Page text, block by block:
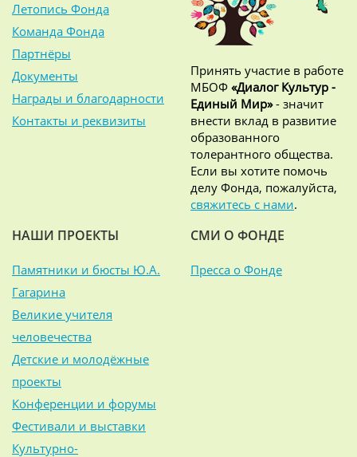
Летопись Фонда
Команда Фонда
Партнёры
Документы
Награды и благодарности
Контакты и реквизиты
Принять участие в работе
МБОФ «Диалог Культур -
Единый Мир»- значит
внести вклад в развитие
образованного
толерантного общества.
Если вы хотите помочь
делу Фонда, пожалуйста,
свяжитесь с нами.
НАШИ ПРОЕКТЫ
Памятники и бюсты Ю.А.
Гагарина
Великие учителя
человечества
Детские и молодёжные
проекты
Конференции и форумы
Фестивали и выставки
Культурно-
СМИ О ФОНДЕ
Пресса о Фонде